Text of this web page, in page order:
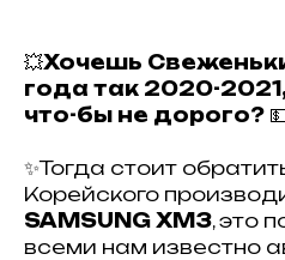
💥Хочешь
года так 2020-
что-бы не дорого?
✨Тогда стоит
Корейского
SAMSUNG XM3, это
всеми нам известно